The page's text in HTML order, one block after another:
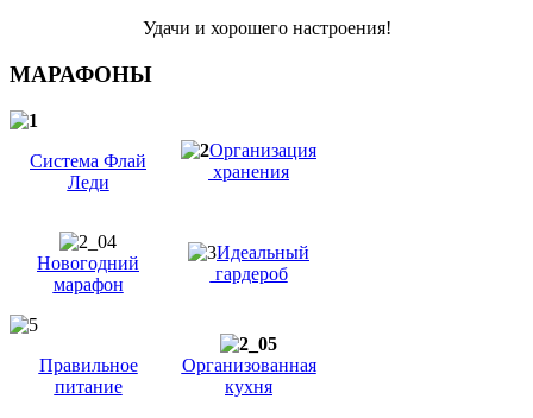
Удачи и хорошего настроения!
МАРАФОНЫ
Система Флай
Леди
Организация
хранения
Новогодний
марафон
Идеальный
гардероб
Правильное
питание
Организованная
кухня